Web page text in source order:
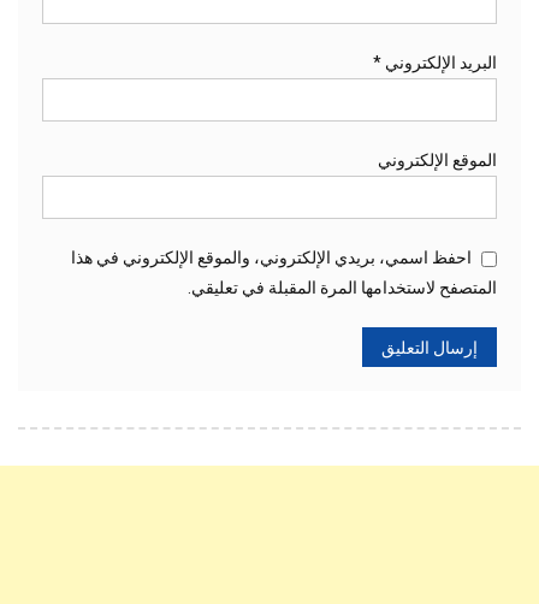
البريد الإلكتروني *
الموقع الإلكتروني
احفظ اسمي، بريدي الإلكتروني، والموقع الإلكتروني في هذا
المتصفح لاستخدامها المرة المقبلة في تعليقي.